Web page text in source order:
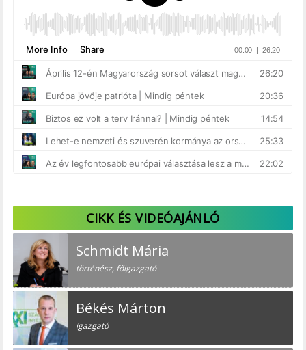
CIKK ÉS VIDEÓAJÁNLÓ
Schmidt Mária
történész, főigazgató
Békés Márton
igazgató